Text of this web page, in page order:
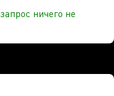
ничего не